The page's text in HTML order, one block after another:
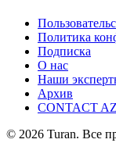
Политика
Подписка
О нас
Наши
Архив
CONTACT AZ
© 2026 Turan. Все